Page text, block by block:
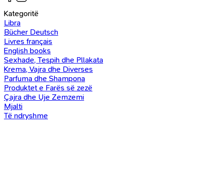
Kategoritë
Libra
Bücher Deutsch
Livres français
English books
Sexhade, Tespih dhe Pllakata
Krema, Vajra dhe Diverses
Parfuma dhe Shampona
Produktet e Farës së zezë
Çajra dhe Uje Zemzemi
Mjalti
Të ndryshme